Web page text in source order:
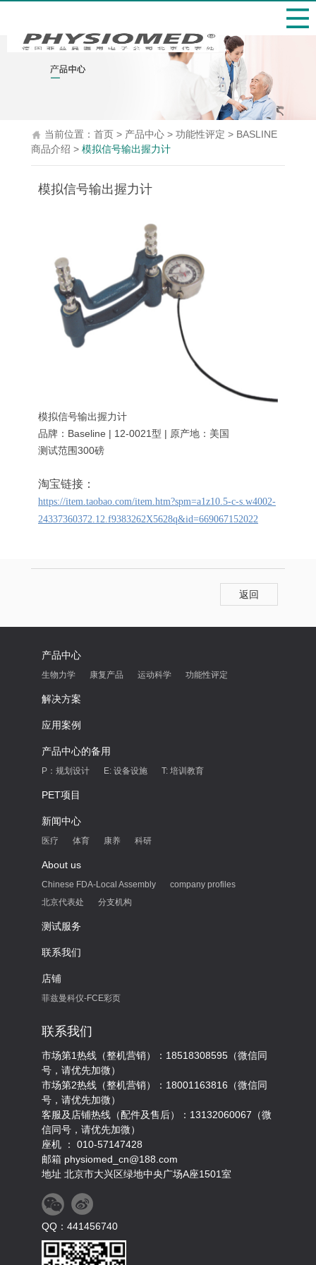
当前位置： 首页 > 产品中心 > 功能性评定 > BASLINE
商品介绍 > 模拟信号输出握力计
模拟信号输出握力计
模拟信号输出握力计
品牌：Baseline | 12-0021型 | 原产地：美国
测试范围300磅
淘宝链接：
https://item.taobao.com/item.htm?spm=a1z10.5-c-s.w4002-
24337360372.12.f9383262X5628q&id=669067152022
返回
产品中心
生物力学 康复产品 运动科学 功能性评定
解决方案
应用案例
产品中心的备用
P：规划设计 E: 设备设施 T: 培训教育
PET项目
新闻中心
医疗 体育 康养 科研
About us
Chinese FDA-Local Assembly
company profiles
北京代表处
分支机构
测试服务
联系我们
店铺
菲兹曼科仪-FCE彩页
联系我们
市场第1热线（整机营销）：18518308595（微信同
号，请优先加微）
市场第2热线（整机营销）：18001163816（微信同
号，请优先加微）
客服及店铺热线（配件及售后）：13132060067（微
信同号，请优先加微）
座机 ： 010-57147428
邮箱 physiomed_cn@188.com
地址 北京市大兴区绿地中央广场A座1501室
QQ：441456740